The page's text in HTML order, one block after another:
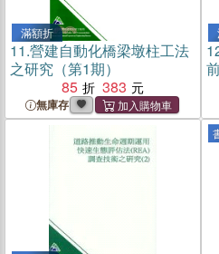
滿額折
11.營建自動化橋梁墩柱工法
之研究（第1期）
85
383
無庫存